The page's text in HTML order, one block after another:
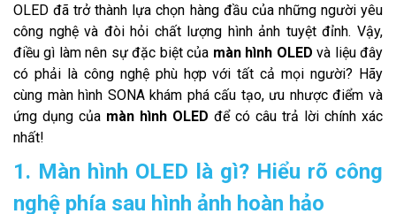
OLED đã trở thành lựa chọn hàng đầu của những người yêu
công nghệ và đòi hỏi chất lượng hình ảnh tuyệt đỉnh. Vậy,
điều gì làm nên sự đặc biệt của màn hình OLED và liệu đây
có phải là công nghệ phù hợp với tất cả mọi người? Hãy
cùng màn hình SONA khám phá cấu tạo, ưu nhược điểm và
ứng dụng của màn hình OLED để có câu trả lời chính xác
nhất!
1. Màn hình OLED là gì? Hiểu rõ công
nghệ phía sau hình ảnh hoàn hảo